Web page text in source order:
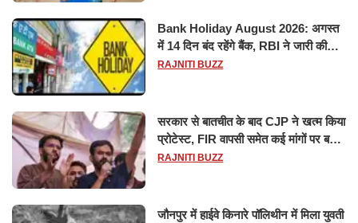
Bank Holiday August 2026: अगस्त
में 14 दिन बंद रहेंगे बैंक, RBI ने जारी की
छुट्टियों की लिस्ट​​​​​​​
RAJNITI BUZZ
सरकार से बातचीत के बाद CJP ने खत्म किया
प्रोटेस्ट, FIR वापसी समेत कई मांगों पर बनी
सहमति
RAJNITI BUZZ
जौनपुर में हाईवे किनारे पॉलिथीन में मिला युवती